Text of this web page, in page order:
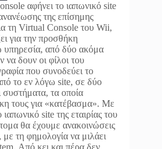
αφήνει το ιαπωνικό site
της επίσημης
τη Virtual Console του Wii,
για την προσθήκη
υπηρεσία, από δύο ακόμα
δουν οι φίλοι του
που συνοδεύει το
το εν λόγω site, σε δύο
συστήματα, τα οποία
τους για «κατέβασμα». Με
site της εταιρίας του
θα έχουμε ανακοινώσεις
τη φημολογία να μιλάει
Από κει και πέρα δεν